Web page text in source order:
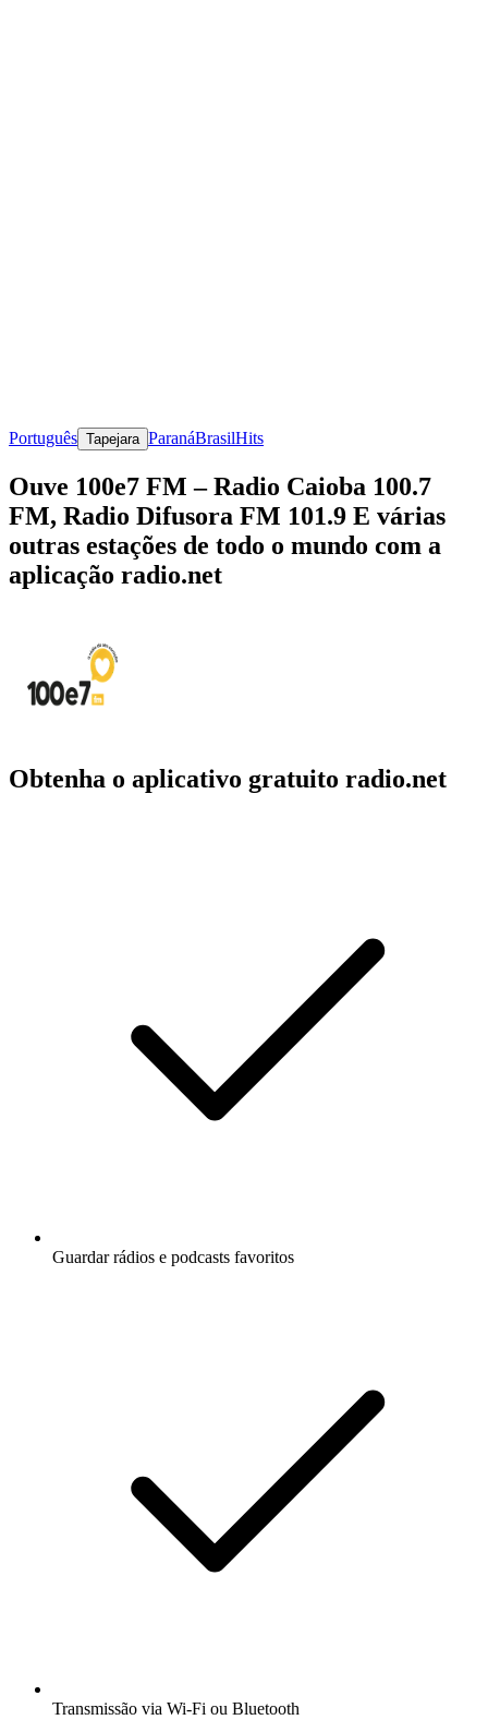
Português Tapejara ParanáBrasilHits
Ouve 100e7 FM – Radio Caioba 100.7
FM, Radio Difusora FM 101.9 E várias
outras estações de todo o mundo com a
aplicação radio.net
Obtenha o aplicativo gratuito radio.net
Guardar rádios e podcasts favoritos
Transmissão via Wi-Fi ou Bluetooth